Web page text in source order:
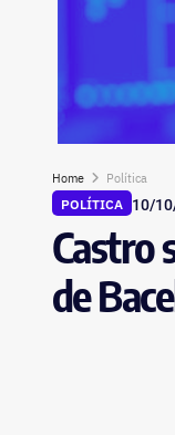
Home
Política
POLÍTICA 10/
Castro
de